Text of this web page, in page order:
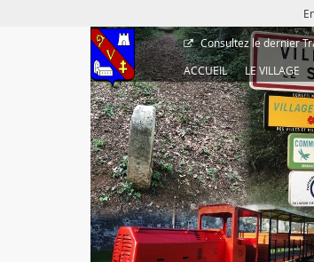
Consultez le dernier
ACCUEIL
LE VILLAGE